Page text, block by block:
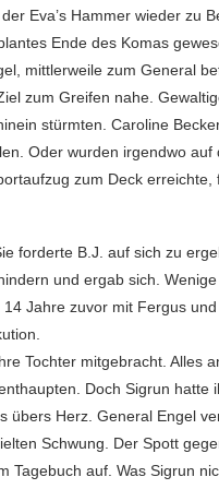
Eva’s Hammer wieder zu
Ende des Komas
mittlerweile zum General
zum Greifen nahe.
stürmten. Caroline
Oder wurden irgendwo
zum Deck erreichte,
forderte B.J. auf sich zu
und ergab sich.
Jahre zuvor mit Fergus
Tochter mitgebracht. Alles
Doch Sigrun hatte
Herz. General Engel
Schwung. Der Spott
Tagebuch auf. Was Sigrun